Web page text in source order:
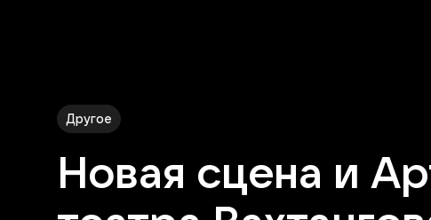
Другое
Новая сцена и